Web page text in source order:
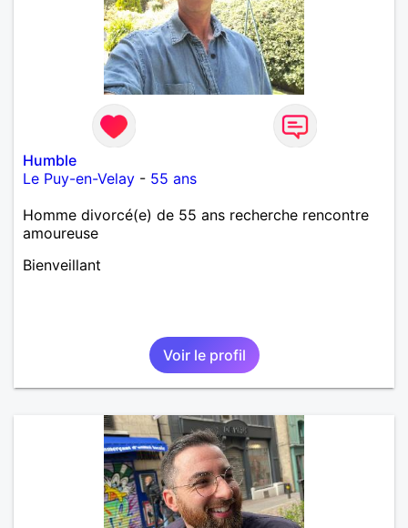
Humble
Le Puy-en-Velay - 55 ans
Homme divorcé(e) de 55 ans recherche rencontre
amoureuse
Bienveillant
Voir le profil